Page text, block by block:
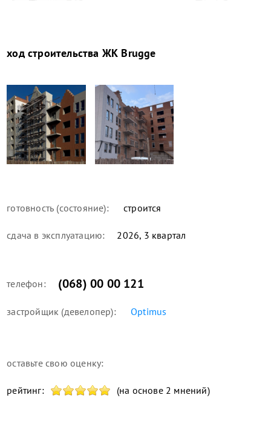
ход строительства ЖК Brugge
готовность (состояние): строится
сдача в эксплуатацию: 2026, 3 квартал
телефон: (068) 00 00 121
застройщик (девелопер): Optimus
оставьте свою оценку:
рейтинг: (на основе 2 мнений)